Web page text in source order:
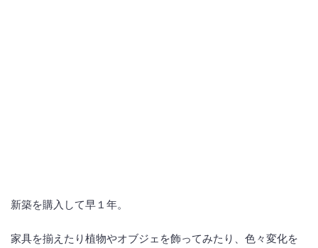
新築を購入して早１年。
家具を揃えたり植物やオブジェを飾ってみたり、色々変化を